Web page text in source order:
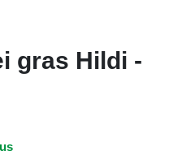
gras Hildi -